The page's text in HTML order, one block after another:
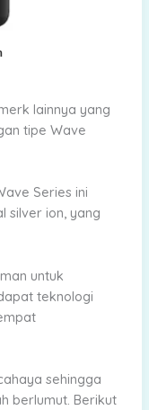
lainnya yang
tipe Wave
Series ini
silver ion, yang
untuk
teknologi
sehingga
berlumut. Berikut